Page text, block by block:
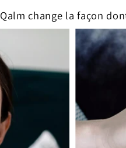
Qalm change la façon